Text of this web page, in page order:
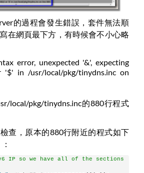
的過程會發生錯誤，套件無法順
在網頁最下方，有時候會不小心略
error, unexpected '&', expecting
'$' in /usr/local/pkg/tinydns.inc on
local/pkg/tinydns.inc的880行程式
查，原本的880行附近的程式如下
IP so we have all of the sections